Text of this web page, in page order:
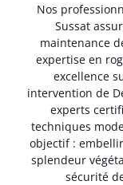
Nos
Sussat
maintenance
expertise en
excellence
intervention de
experts
techniques
objectif :
splendeur
sécurité